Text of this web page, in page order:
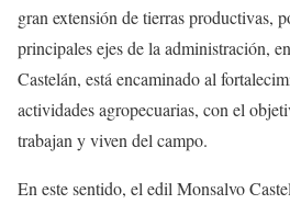
gran extensión de tierras productivas,
principales ejes de la administración,
Castelán, está encaminado al
actividades agropecuarias, con el
trabajan y viven del campo.
En este sentido, el edil Monsalvo